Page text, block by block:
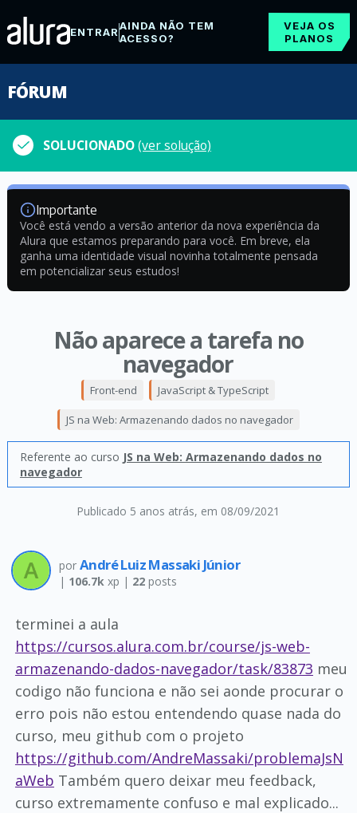
ENTRARAINDA NÃO TEM
ACESSO?
VEJA OS
PLANOS
FÓRUM
SOLUCIONADO(ver solução)
Importante
Você está vendo a versão anterior da nova experiência da
Alura que estamos preparando para você. Em breve, ela
ganha uma identidade visual novinha totalmente pensada
em potencializar seus estudos!
Não aparece a tarefa no
navegador
Publicado 5 anos atrás, em 08/09/2021
Front-end JavaScript & TypeScript
JS na Web: Armazenando dados no navegador
Referente ao curso JS na Web: Armazenando dados no
navegador
por André Luiz Massaki Júnior
| 106.7kxp | 22posts
terminei a aula
https://cursos.alura.com.br/course/js-web-
armazenando-dados-navegador/task/83873 meu
codigo não funciona e não sei aonde procurar o
erro pois não estou entendendo quase nada do
curso, meu github com o projeto
https://github.com/AndreMassaki/problemaJsN
aWeb Também quero deixar meu feedback,
curso extremamente confuso e mal explicado...